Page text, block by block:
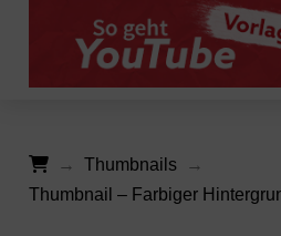
→ Thumbnails
→
Thumbnail – Farbiger